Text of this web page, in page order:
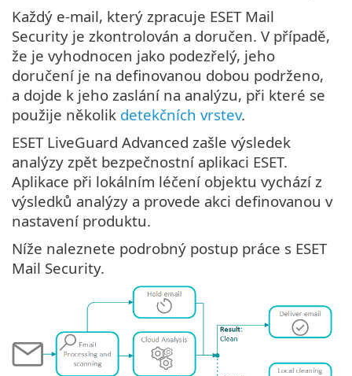
Každý e-mail, který zpracuje ESET Mail
Security je zkontrolován a doručen. V případě,
že je vyhodnocen jako podezřelý, jeho
doručení je na definovanou dobou podrženo,
a dojde k jeho zaslání na analýzu, při které se
použije několik detekčních vrstev.
ESET LiveGuard Advanced zašle výsledek
analýzy zpět bezpečnostní aplikaci ESET.
Aplikace při lokálním léčení objektu vychází z
výsledků analýzy a provede akci definovanou v
nastavení produktu.
Níže naleznete podrobný postup práce s ESET
Mail Security.